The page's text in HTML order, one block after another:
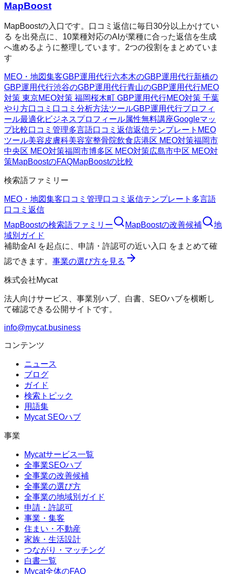
MapBoost
MapBoostの入口です。口コミ返信に毎日30分以上かけてい
る を出発点に、10業種対応のAIが業種に合った返信を生成
へ進めるように整理しています。2つの役割をまとめていま
す
MEO・地図集客GBP運用代行六本木のGBP運用代行新橋の
GBP運用代行渋谷のGBP運用代行青山のGBP運用代行MEO
対策 東京MEO対策 福岡桜木町 GBP運用代行MEO対策 千葉
やり方口コミ 口コミ分析方法ツールGBP運用代行プロフィ
ール最適化ビジネスプロフィール属性無料講座Googleマッ
プ比較口コミ管理多言語口コミ返信返信テンプレート MEO
ツール美容皮膚科美容室整骨院飲食店港区 MEO対策福岡市
中央区 MEO対策福岡市博多区 MEO対策広島市中区 MEO対
策MapBoostのFAQMapBoostの比較
検索語ファミリー
MEO・地図集客口コミ管理口コミ返信テンプレート 多言語
口コミ返信
MapBoostの検索語ファミリー MapBoostの改善候補
地
域別ガイド
補助金AI
を起点に、 申請・許認可の近い入口 をまとめて確
認できます。 事業の選び方を見る
株式会社Mycat
法人向けサービス、事業別ハブ、白書、SEOハブを横断し
て確認できる公開サイトです。
info@mycat.business
コンテンツ
ニュース
ブログ
ガイド
検索トピック
用語集
Mycat SEOハブ
事業
Mycatサービス一覧
全事業SEOハブ
全事業の改善候補
全事業の選び方
全事業の地域別ガイド
申請・許認可
事業・集客
住まい・不動産
家族・生活設計
つながり・マッチング
白書一覧
Mycat全体のFAQ